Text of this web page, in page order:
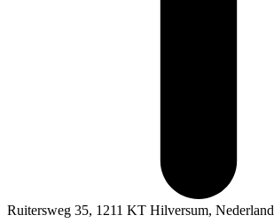
Ruitersweg 35, 1211 KT Hilversum, Nederland